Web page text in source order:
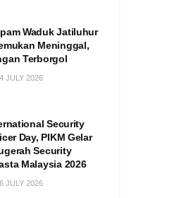
Waduk Jatiluhur
Meninggal,
Terborgol
JULY 2026
Security
Day, PIKM Gelar
Security
Malaysia 2026
JULY 2026